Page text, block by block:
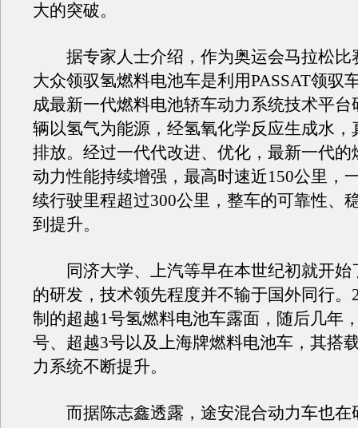
大的突破。
据专家人士介绍，作为奥运会马拉松比
大众领驭氢燃料电池车是利用PASSAT领驭
成最新一代燃料电池轿车动力系统技术平台
辆以氢气为能源，经氢氧化学反应生成水，
排放。经过一代代改进、优化，最新一代的
动力性能持续增强，最高时速近150公里，
续行驶里程超过300公里，整车的可靠性、
到提升。
同济大学、上汽等早在本世纪初就开始
的研发，技术领先程度并不输于国外同行。
制的超越1号氢燃料电池车露面，随后几年
号、超越3号以及上海牌燃料电池车，其搭
力系统不断提升。
而据陈志鑫透露，途安混合动力车也在